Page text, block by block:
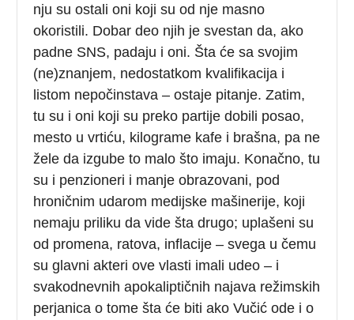
nju su ostali oni koji su od nje masno
okoristili. Dobar deo njih je svestan da, ako
padne SNS, padaju i oni. Šta će sa svojim
(ne)znanjem, nedostatkom kvalifikacija i
listom nepočinstava – ostaje pitanje. Zatim,
tu su i oni koji su preko partije dobili posao,
mesto u vrtiću, kilograme kafe i brašna, pa ne
žele da izgube to malo što imaju. Konačno, tu
su i penzioneri i manje obrazovani, pod
hroničnim udarom medijske mašinerije, koji
nemaju priliku da vide šta drugo; uplašeni su
od promena, ratova, inflacije – svega u čemu
su glavni akteri ove vlasti imali udeo – i
svakodnevnih apokaliptičnih najava režimskih
perjanica o tome šta će biti ako Vučić ode i o